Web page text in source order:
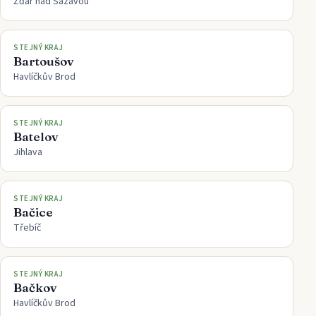
STEJNÝ KRAJ
Bartoušov
Havlíčkův Brod
STEJNÝ KRAJ
Batelov
Jihlava
STEJNÝ KRAJ
Bačice
Třebíč
STEJNÝ KRAJ
Bačkov
Havlíčkův Brod